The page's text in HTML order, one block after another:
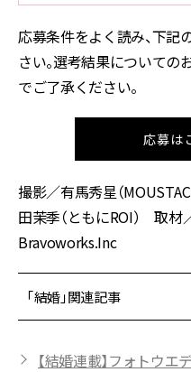
応募条件をよく読み、下
さい。選考結果について
でご了承ください。
応募は
撮影／有馬秀星（
田茉季（ともにROI） 取
Bravoworks.Inc
「結婚」関連記事
【結婚連載】フォトウ